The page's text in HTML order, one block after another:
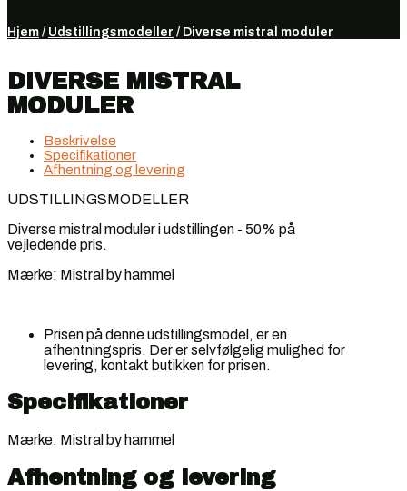
Hjem / Udstillingsmodeller / Diverse mistral moduler
DIVERSE MISTRAL
MODULER
Beskrivelse
Specifikationer
Afhentning og levering
UDSTILLINGSMODELLER
Diverse mistral moduler i udstillingen - 50% på
vejledende pris.
Mærke: Mistral by hammel
Prisen på denne udstillingsmodel, er en
afhentningspris. Der er selvfølgelig mulighed for
levering, kontakt butikken for prisen.
Specifikationer
Mærke: Mistral by hammel
Afhentning og levering